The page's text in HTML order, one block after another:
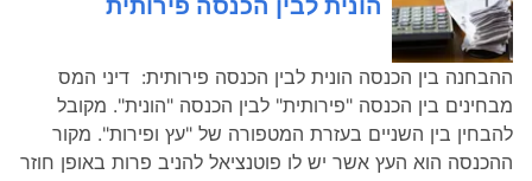
הונית לבין הכנסה פירותית
ההבחנה בין הכנסה הונית לבין הכנסה פירותית: דיני המס
מבחינים בין הכנסה "פירותית" לבין הכנסה "הונית". מקובל
להבחין בין השניים בעזרת המטפורה של "עץ ופירות". מקור
ההכנסה הוא העץ אשר יש לו פוטנציאל להניב פרות באופן חוזר